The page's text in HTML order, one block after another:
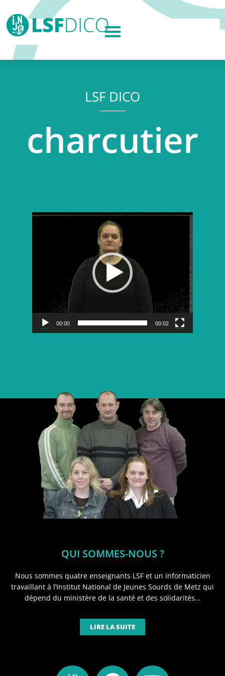
LSF DICO
charcutier
Lecteur
vidéo
00:00 00:02
QUI SOMMES-NOUS ?
Nous sommes quatre enseignants LSF et un informaticien
travaillant à l’Institut National de Jeunes Sourds de Metz qui
dépend du ministère de la santé et des solidarités…
LIRE LA SUITE